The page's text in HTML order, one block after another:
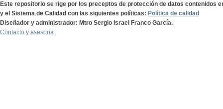
Este repositorio se rige por los preceptos de protección de datos contenidos
y el Sistema de Calidad con las siguientes políticas: Política de calidad
Diseñador y administrador: Mtro Sergio Israel Franco García.
Contacto y asesoría